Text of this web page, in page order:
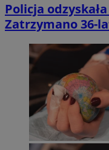
Policja
Zatrzymano 36-